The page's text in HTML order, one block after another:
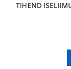
TIHEND